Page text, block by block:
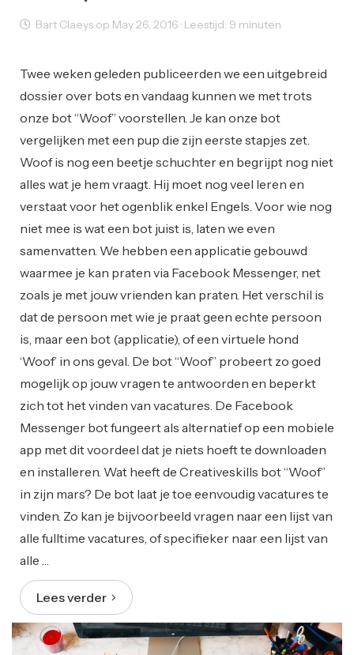
Bart Claeys op May 26, 2016 · Leestijd: 9 minuten
Twee weken geleden publiceerden we een uitgebreid
dossier over bots en vandaag kunnen we met trots
onze bot “Woof” voorstellen. Je kan onze bot
vergelijken met een pup die zijn eerste stapjes zet.
Woof is nog een beetje schuchter en begrijpt nog niet
alles wat je hem vraagt. Hij moet nog veel leren en
verstaat voor het ogenblik enkel Engels. Voor wie nog
niet mee is wat een bot juist is, laten we even
samenvatten. We hebben een applicatie gebouwd
waarmee je kan praten via Facebook Messenger, net
zoals je met jouw vrienden kan praten. Het verschil is
dat de persoon met wie je praat geen echte persoon
is, maar een bot (applicatie), of een virtuele hond
‘Woof’ in ons geval. De bot “Woof” probeert zo goed
mogelijk op jouw vragen te antwoorden en beperkt
zich tot het vinden van vacatures. De Facebook
Messenger bot fungeert als alternatief op een mobiele
app met dit voordeel dat je niets hoeft te downloaden
en installeren. Wat heeft de Creativeskills bot “Woof”
in zijn mars? De bot laat je toe eenvoudig vacatures te
vinden. Zo kan je bijvoorbeeld vragen naar een lijst van
alle fulltime vacatures, of specifieker naar een lijst van
alle …
Lees verder